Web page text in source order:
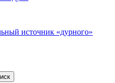
источник «дурного»